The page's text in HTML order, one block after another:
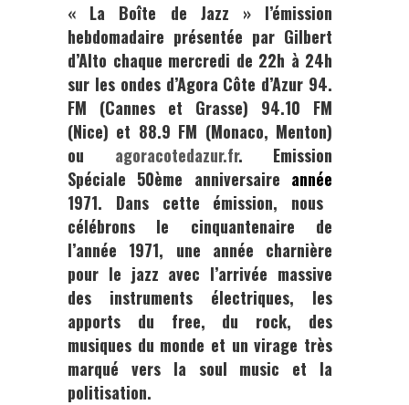
« La Boîte de Jazz »l’émission
hebdomadaire présentée par Gilbert
d’Alto chaque mercredi de 22h à 24h
sur les ondes d’Agora Côte d’Azur 94.
FM (Cannes et Grasse) 94.10 FM
(Nice) et 88.9 FM (Monaco, Menton)
ou agoracotedazur.fr. Emission
Spéciale 50ème anniversaire année
1971. Dans cette émission, nous
célébrons le cinquantenaire de
l’année 1971, une année charnière
pour le jazz avec l’arrivée massive
des instruments électriques, les
apports du free, du rock, des
musiques du monde et un virage très
marqué vers la soul music et la
politisation.